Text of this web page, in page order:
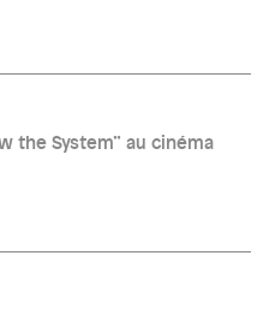
the System” au cinéma